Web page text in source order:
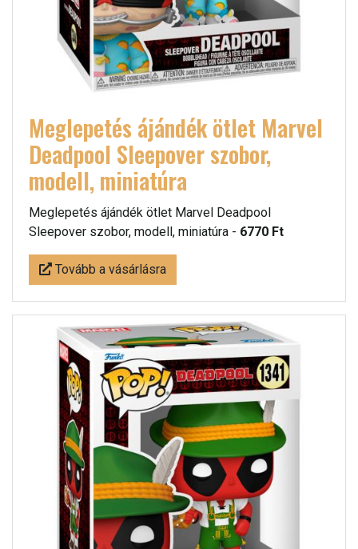
Meglepetés ájándék ötlet Marvel
Deadpool Sleepover szobor,
modell, miniatúra
Meglepetés ájándék ötlet Marvel Deadpool
Sleepover szobor, modell, miniatúra - 6770 Ft
Tovább a vásárlásra